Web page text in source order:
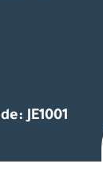
JE1001